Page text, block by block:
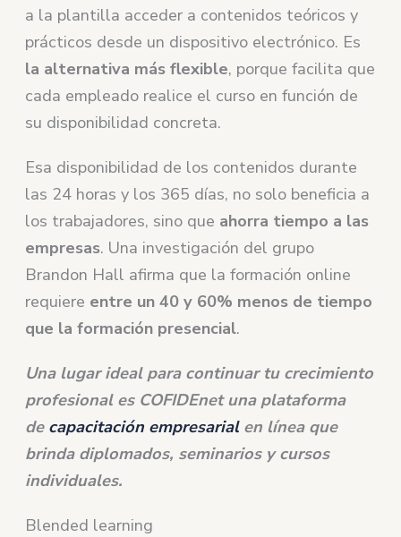
a la plantilla acceder a contenidos teóricos y
prácticos desde un dispositivo electrónico. Es
la alternativa más flexible, porque facilita que
cada empleado realice el curso en función de
su disponibilidad concreta.
Esa disponibilidad de los contenidos durante
las 24 horas y los 365 días, no solo beneficia a
los trabajadores, sino que ahorra tiempo a las
empresas. Una investigación del grupo
Brandon Hall afirma que la formación online
requiere entre un 40 y 60% menos de tiempo
que la formación presencial.
Una lugar ideal para continuar tu crecimiento
profesional es COFIDEnet una plataforma
de capacitación empresarialen línea que
brinda diplomados, seminarios y cursos
individuales.
Blended learning